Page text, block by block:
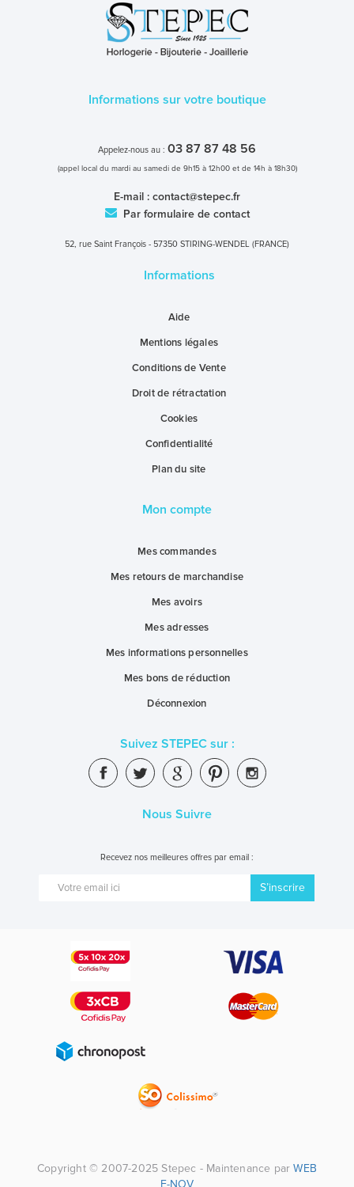
Informations sur votre boutique
Appelez-nous au : 03 87 87 48 56
(appel local du mardi au samedi de 9h15 à 12h00 et de 14h à 18h30)
E-mail : contact@stepec.fr
Par formulaire de contact
52, rue Saint François - 57350 STIRING-WENDEL (FRANCE)
Informations
Aide
Mentions légales
Conditions de Vente
Droit de rétractation
Cookies
Confidentialité
Plan du site
Mon compte
Mes commandes
Mes retours de marchandise
Mes avoirs
Mes adresses
Mes informations personnelles
Mes bons de réduction
Déconnexion
Suivez STEPEC sur :
Nous Suivre
Recevez nos meilleures offres par email :
S’inscrire
Copyright © 2007-2025 Stepec - Maintenance parWEB
E-NOV